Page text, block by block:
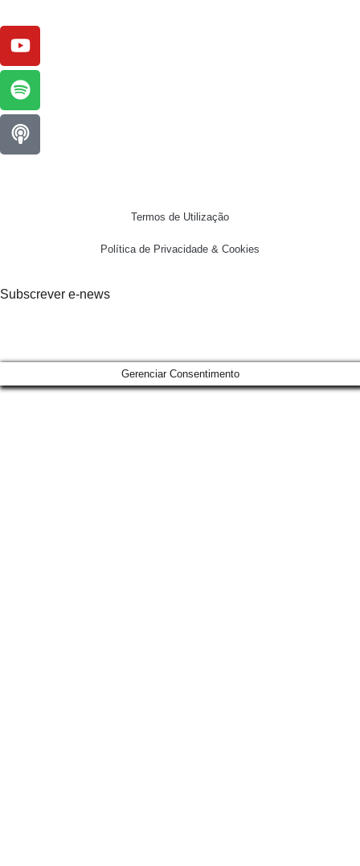
Termos de Utilização
Política de Privacidade & Cookies
Subscrever e-news
Gerenciar Consentimento